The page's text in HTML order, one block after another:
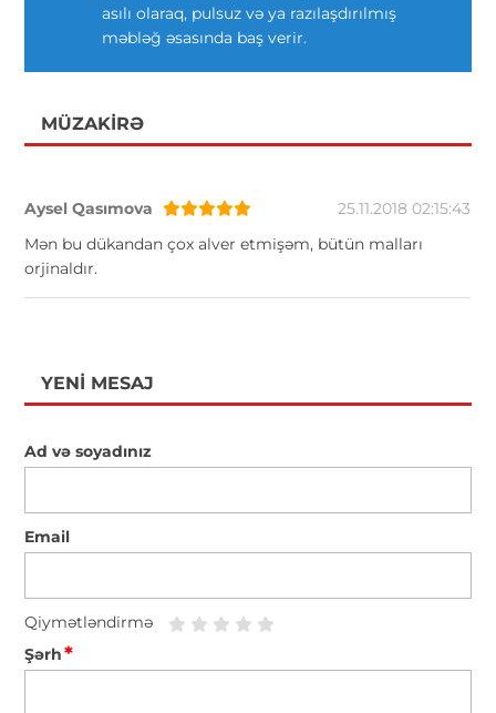
asılı olaraq, pulsuz və ya razılaşdırılmış
məbləğ əsasında baş verir.
MÜZAKIRƏ
Aysel Qasımova
25.11.2018 02:15:43
Mən bu dükandan çox alver etmişəm, bütün malları
orjinaldır.
YENI MESAJ
Ad və soyadınız
Email
Qiymətləndirmə
Şərh*